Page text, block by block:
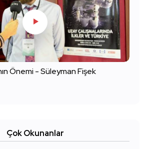
Önemi - Süleyman Fişek
Çok Okunanlar